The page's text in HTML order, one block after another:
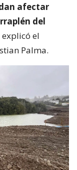
afectar
del
explicó el
Palma.